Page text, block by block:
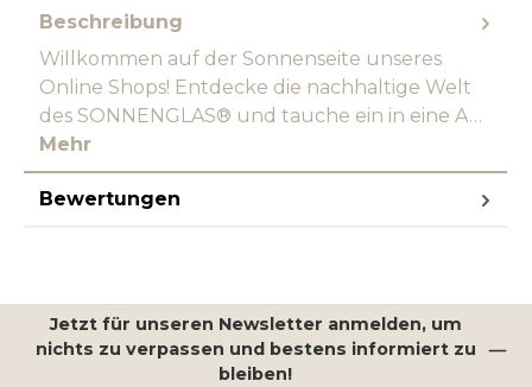
Beschreibung
Willkommen auf der Sonnenseite unseres
Online Shops! Entdecke die nachhaltige Welt
des SONNENGLAS® und tauche ein in eine A…
Mehr
Bewertungen
Jetzt für unseren Newsletter anmelden, um
nichts zu verpassen und bestens informiert zu
bleiben!